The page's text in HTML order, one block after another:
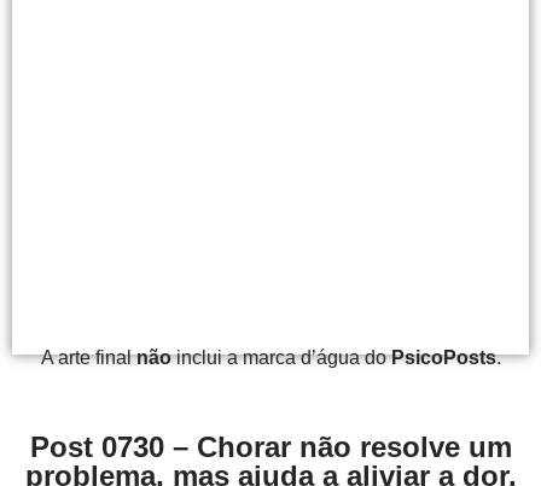
A arte finalnãoinclui a marca d’água doPsicoPosts.
Post 0730 – Chorar não resolve um
problema, mas ajuda a aliviar a dor.